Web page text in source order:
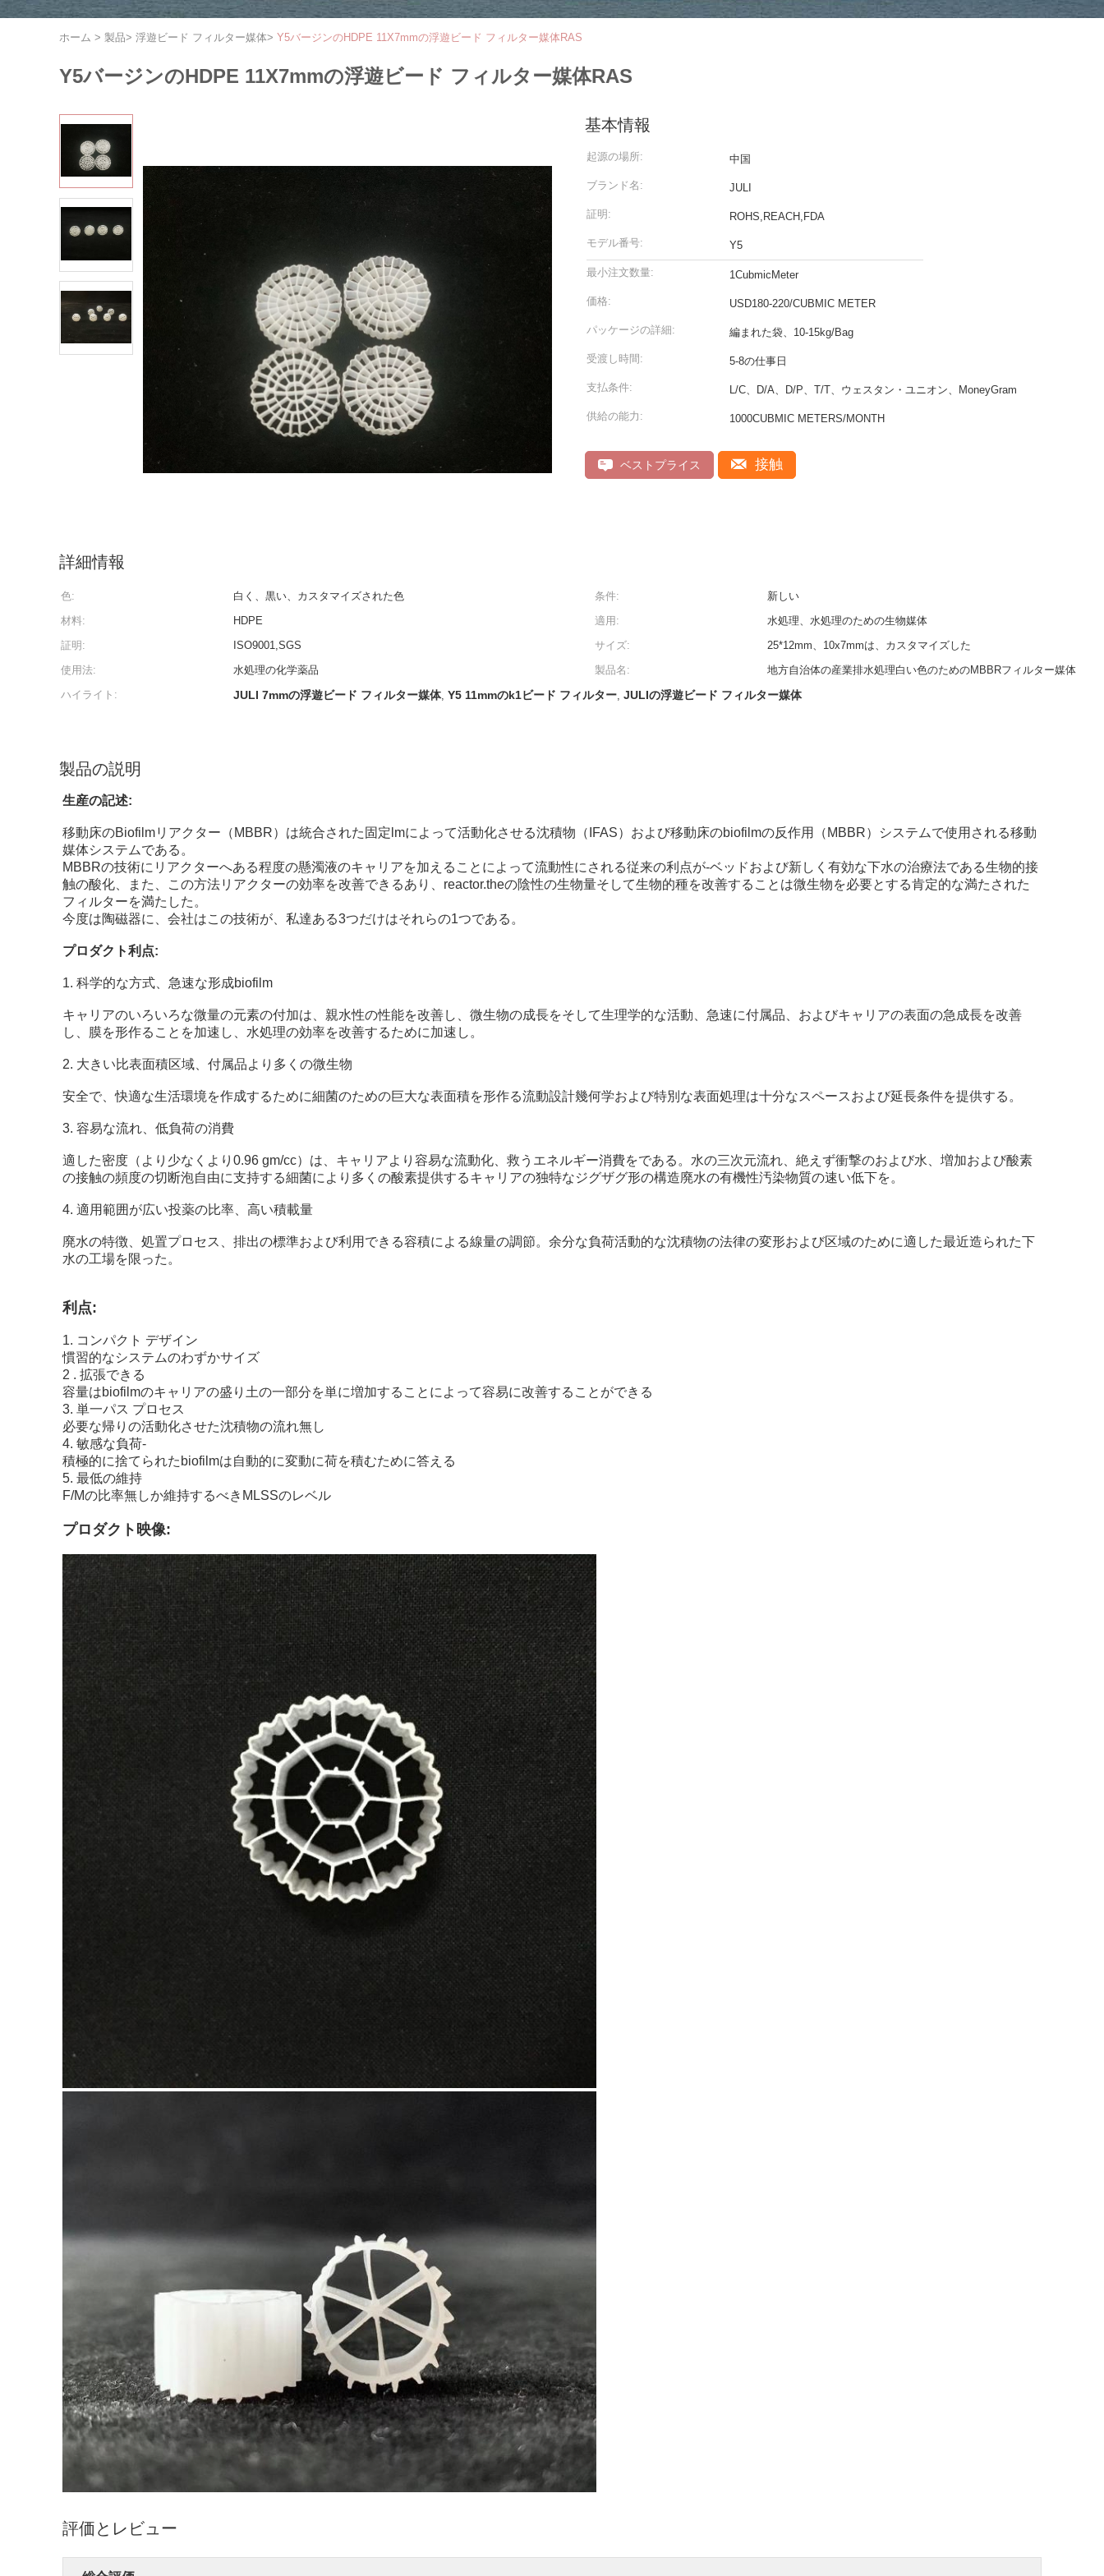
ホーム > 製品> 浮遊ビード フィルター媒体> Y5バージンのHDPE 11X7mmの浮遊ビード フィルター媒体RAS
Y5バージンのHDPE 11X7mmの浮遊ビード フィルター媒体RAS
基本情報
起源の場所: 中国
ブランド名: JULI
証明: ROHS,REACH,FDA
モデル番号: Y5
最小注文数量: 1CubmicMeter
価格: USD180-220/CUBMIC METER
パッケージの詳細: 編まれた袋、10-15kg/Bag
受渡し時間: 5-8の仕事日
支払条件: L/C、D/A、D/P、T/T、ウェスタン・ユニオン、MoneyGram
供給の能力: 1000CUBMIC METERS/MONTH
ベストプライス 接触
詳細情報
色: 白く、黒い、カスタマイズされた色 条件:
新しい
材料:
HDPE 適用:
水処理、水処理のための生物媒体
証明:
ISO9001,SGS サイズ:
25*12mm、10x7mmは、カスタマイズした
使用法:
水処理の化学薬品 製品名:
地方自治体の産業排水処理白い色のためのMBBRフィルター媒体
ハイライト:
JULI 7mmの浮遊ビード フィルター媒体, Y5 11mmのk1ビード フィルター, JULIの浮遊ビード フィルター媒体
製品の説明
生産の記述:
移動床のBiofilmリアクター（MBBR）は統合された固定lmによって活動化させる沈積物（IFAS）および移動床のbiofilmの反作用（MBBR）システムで使用される移動
媒体システムである。
MBBRの技術にリアクターへある程度の懸濁液のキャリアを加えることによって流動性にされる従来の利点が-ベッドおよび新しく有効な下水の治療法である生物的接
触の酸化、また、この方法リアクターの効率を改善できるあり、reactor.theの陰性の生物量そして生物的種を改善することは微生物を必要とする肯定的な満たされた
フィルターを満たした。
今度は陶磁器に、会社はこの技術が、私達ある3つだけはそれらの1つである。
プロダクト利点:
1. 科学的な方式、急速な形成biofilm
キャリアのいろいろな微量の元素の付加は、親水性の性能を改善し、微生物の成長をそして生理学的な活動、急速に付属品、およびキャリアの表面の急成長を改善
し、膜を形作ることを加速し、水処理の効率を改善するために加速し。
2. 大きい比表面積区域、付属品より多くの微生物
安全で、快適な生活環境を作成するために細菌のための巨大な表面積を形作る流動設計幾何学および特別な表面処理は十分なスペースおよび延長条件を提供する。
3. 容易な流れ、低負荷の消費
適した密度（より少なくより0.96 gm/cc）は、キャリアより容易な流動化、救うエネルギー消費をである。水の三次元流れ、絶えず衝撃のおよび水、増加および酸素
の接触の頻度の切断泡自由に支持する細菌により多くの酸素提供するキャリアの独特なジグザグ形の構造廃水の有機性汚染物質の速い低下を。
4. 適用範囲が広い投薬の比率、高い積載量
廃水の特徴、処置プロセス、排出の標準および利用できる容積による線量の調節。余分な負荷活動的な沈積物の法律の変形および区域のために適した最近造られた下
水の工場を限った。
利点:
1. コンパクト デザイン
慣習的なシステムのわずかサイズ
2 . 拡張できる
容量はbiofilmのキャリアの盛り土の一部分を単に増加することによって容易に改善することができる
3. 単一パス プロセス
必要な帰りの活動化させた沈積物の流れ無し
4. 敏感な負荷-
積極的に捨てられたbiofilmは自動的に変動に荷を積むために答える
5. 最低の維持
F/Mの比率無しか維持するべきMLSSのレベル
プロダクト映像:
評価とレビュー